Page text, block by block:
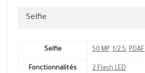
Selfie
Selfie 50 MP, f/2.5, PDAF
Fonctionnalités
2 Flash LED